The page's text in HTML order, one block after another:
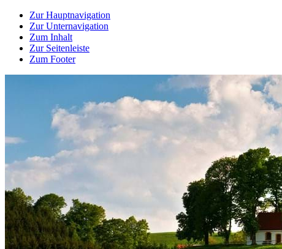
Zur Hauptnavigation
Zur Unternavigation
Zum Inhalt
Zur Seitenleiste
Zum Footer